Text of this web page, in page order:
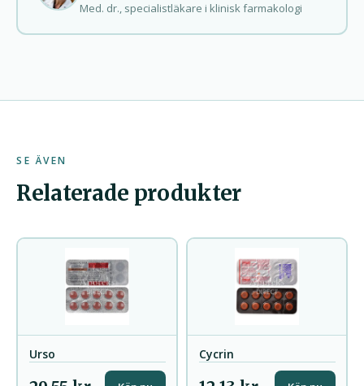
Med. dr., specialistläkare i klinisk farmakologi
SE ÄVEN
Relaterade produkter
Urso Cycrin